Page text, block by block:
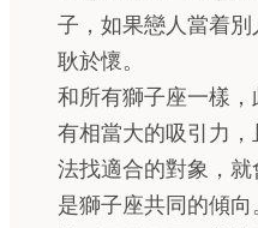
子，如果戀人當着
耿於懷。
和所有獅子座一樣
有相當大的吸引力
法找適合的對象，
是獅子座共同的傾